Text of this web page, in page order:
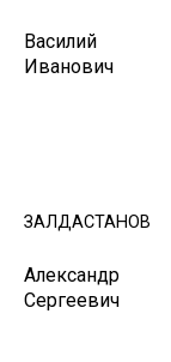
Василий
Иванович
ЗАЛДАСТАНОВ
Александр
Сергеевич